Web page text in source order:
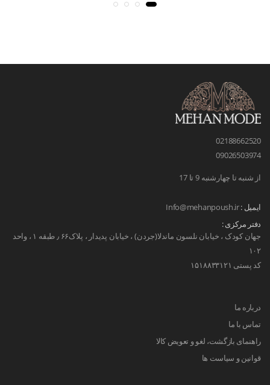
02188662520
09026503974
از شنبه تا چهارشنبه 9 تا 17
ایمیل :Info@mehanpoush.ir
دفتر مرکزی :
جهان کودک ، خیابان نلسون ماندلا(جردن) ، خیابان پدیدار ، پلاک۶۶ ٫ طبقه ۱ ، واحد
۱۰۲
کد پستی ۱۵۱۸۸۳۳۱۲۱
درباره ما
تماس با ما
راهنمای بازگشت، لغو و تعویض کالا
قوانین و سیاست ها